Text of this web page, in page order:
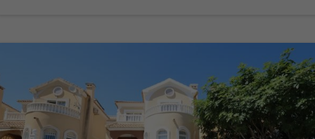
permette l'accesso in pochi minuti a supermercati, ristoranti,
centri commerciali, l'Ospedale Universitario di Torrevieja e le
migliori spiagge della Costa Blanca. Un'ottima opportunità per
chi cerca una casa pronta a trasferirsi, con tutti i servizi nelle
vicinanze e in un'urbanizzazione con eccellenti aree comuni.